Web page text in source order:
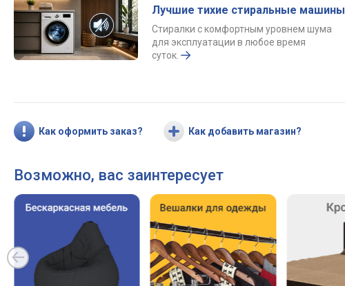
Лучшие тихие стиральные машины
Стиралки с комфортным уровнем шума
для эксплуатации в любое время
суток.
Как оформить заказ? Как добавить магазин?
Возможно, вас заинтересует